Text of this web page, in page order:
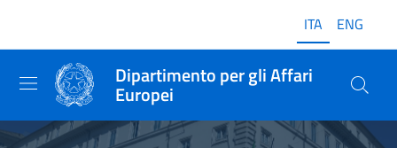
ITA ENG
Dipartimento per gli Affari
Europei